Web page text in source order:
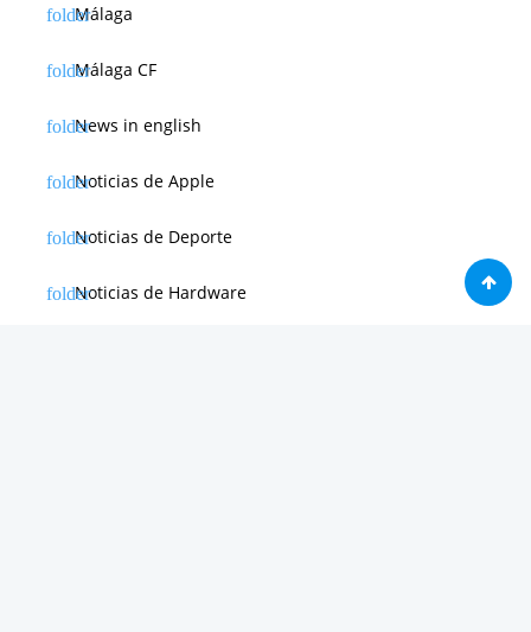
Málaga
Málaga CF
News in english
Noticias de Apple
Noticias de Deporte
Noticias de Hardware